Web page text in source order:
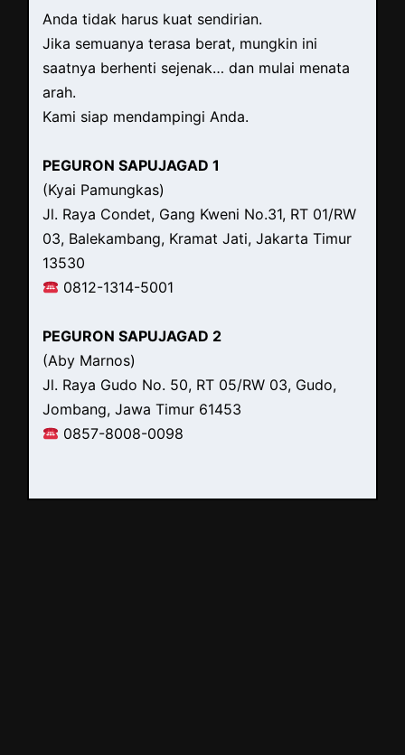
Anda tidak harus kuat sendirian.
Jika semuanya terasa berat, mungkin ini
saatnya berhenti sejenak… dan mulai menata
arah.
Kami siap mendampingi Anda.
PEGURON SAPUJAGAD 1
(Kyai Pamungkas)
Jl. Raya Condet, Gang Kweni No.31, RT 01/RW
03, Balekambang, Kramat Jati, Jakarta Timur
13530
0812-1314-5001
PEGURON SAPUJAGAD 2
(Aby Marnos)
Jl. Raya Gudo No. 50, RT 05/RW 03, Gudo,
Jombang, Jawa Timur 61453
0857-8008-0098